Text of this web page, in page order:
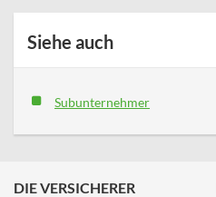
Siehe auch
Subunternehmer
DIE VERSICHERER